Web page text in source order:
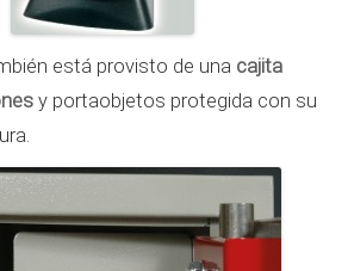
está provisto de una cajita
y portaobjetos protegida con su